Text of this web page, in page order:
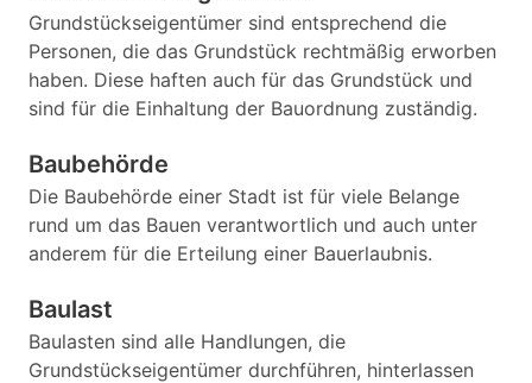
Grundstückseigentümer sind entsprechend die
Personen, die das Grundstück rechtmäßig erworben
haben. Diese haften auch für das Grundstück und
sind für die Einhaltung der Bauordnung zuständig.
Baubehörde
Die Baubehörde einer Stadt ist für viele Belange
rund um das Bauen verantwortlich und auch unter
anderem für die Erteilung einer Bauerlaubnis.
Baulast
Baulasten sind alle Handlungen, die
Grundstückseigentümer durchführen, hinterlassen